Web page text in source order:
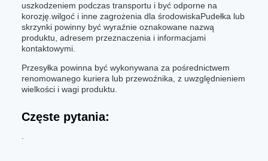
uszkodzeniem podczas transportu i być odporne na
korozję.wilgoć i inne zagrożenia dla środowiskaPudełka lub
skrzynki powinny być wyraźnie oznakowane nazwą
produktu, adresem przeznaczenia i informacjami
kontaktowymi.
Przesyłka powinna być wykonywana za pośrednictwem
renomowanego kuriera lub przewoźnika, z uwzględnieniem
wielkości i wagi produktu.
Częste pytania: